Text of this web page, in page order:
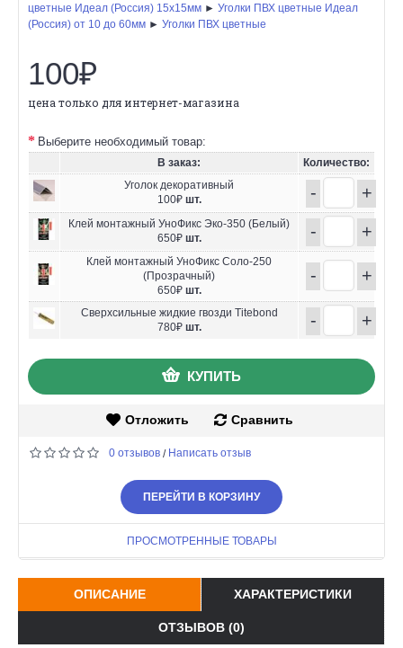
цветные Идеал (Россия) 15х15мм ► Уголки ПВХ цветные Идеал
(Россия) от 10 до 60мм ► Уголки ПВХ цветные
100₽
цена только для интернет-магазина
Выберите необходимый товар:
В заказ:
Количество:
Уголок декоративный
100₽ шт. - +
Клей монтажный УноФикс Эко-350 (Белый)
650₽ шт. - +
Клей монтажный УноФикс Соло-250
(Прозрачный)
650₽ шт.
- +
Сверхсильные жидкие гвозди Titebond
780₽ шт. - +
КУПИТЬ
Отложить Сравнить
0 отзывов / Написать отзыв
ПЕРЕЙТИ В КОРЗИНУ
ПРОСМОТРЕННЫЕ ТОВАРЫ
ОПИСАНИЕ ХАРАКТЕРИСТИКИ
ОТЗЫВОВ (0)